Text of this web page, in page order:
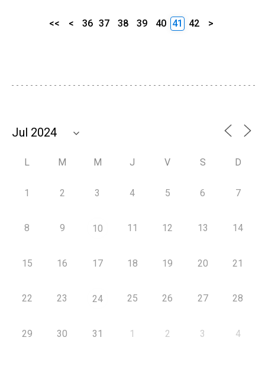
<< < 36 37 38 39 40 41 42 >
L M M J V S D
1 2 3 4 5 6 7
8 9 10 11 12 13 14
15 16 17 18 19 20 21
22 23 24 25 26 27 28
29 30 31 1 2 3 4